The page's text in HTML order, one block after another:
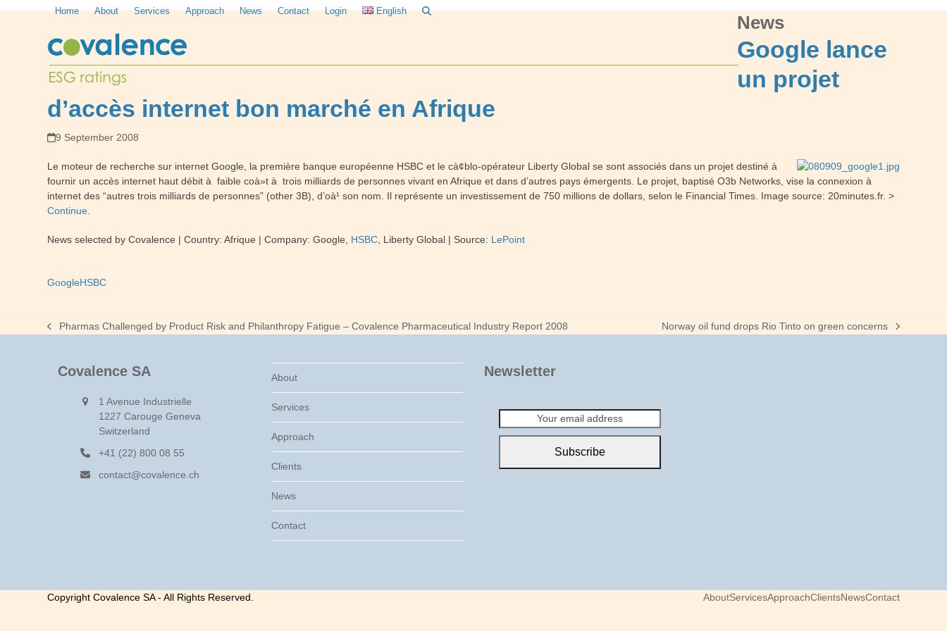
Home About Services Approach News Contact Login English
News
Google lance
un projet
d’accès internet bon marché en Afrique
9 September 2008
Le moteur de recherche sur internet Google, la première banque européenne HSBC et le cà¢blo-opérateur Liberty Global se sont associés dans un projet destiné à
fournir un accès internet haut débit à faible coà»t à trois milliards de personnes vivant en Afrique et dans d’autres pays émergents. Le projet, baptisé O3b Networks, vise la connexion à
internet des “autres trois milliards de personnes” (other 3B), d’oà¹ son nom. Il représente un investissement de 750 millions de dollars, selon le Financial Times. Image source: 20minutes.fr. >
Continue
News selected by Covalence | Country:Afrique | Company: Google, HSBC , Liberty Global | Source: LePoint
GoogleHSBC
previous
Pharmas Challenged by Product Risk and Philanthropy Fatigue – Covalence Pharmaceutical Industry Report 2008
next
Norway oil fund drops Rio Tinto on green concerns
Covalence SA
1 Avenue Industrielle
1227 Carouge Geneva
Switzerland
+41 (22) 800 08 55
contact@covalence.ch
About
Services
Approach
Clients
News
Contact
Newsletter
email
Subscribe
Copyright Covalence SA - All Rights Reserved. AboutServicesApproachClientsNewsContact